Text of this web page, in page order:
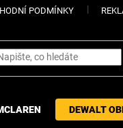
PODMÍNKY
DEWALT